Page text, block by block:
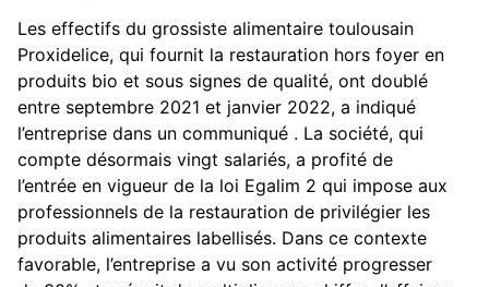
Les effectifs du grossiste alimentaire toulousain
Proxidelice, qui fournit la restauration hors foyer en
produits bio et sous signes de qualité, ont doublé
entre septembre 2021 et janvier 2022, a indiqué
l’entreprise dans un communiqué . La société, qui
compte désormais vingt salariés, a profité de
l’entrée en vigueur de la loi Egalim 2 qui impose aux
professionnels de la restauration de privilégier les
produits alimentaires labellisés. Dans ce contexte
favorable, l’entreprise a vu son activité progresser